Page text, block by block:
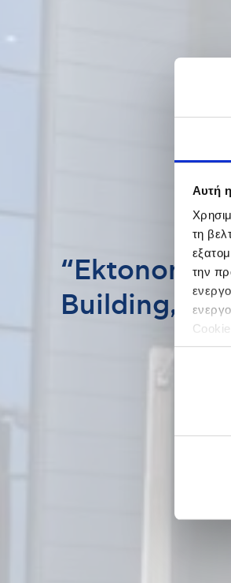
Αυτή
τη
την
“Ektonon”
Building,